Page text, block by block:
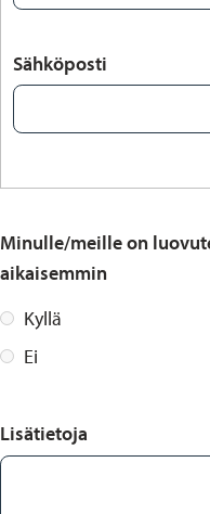
Sähköposti
Minulle/meille on
aikaisemmin
Kyllä
Ei
Lisätietoja